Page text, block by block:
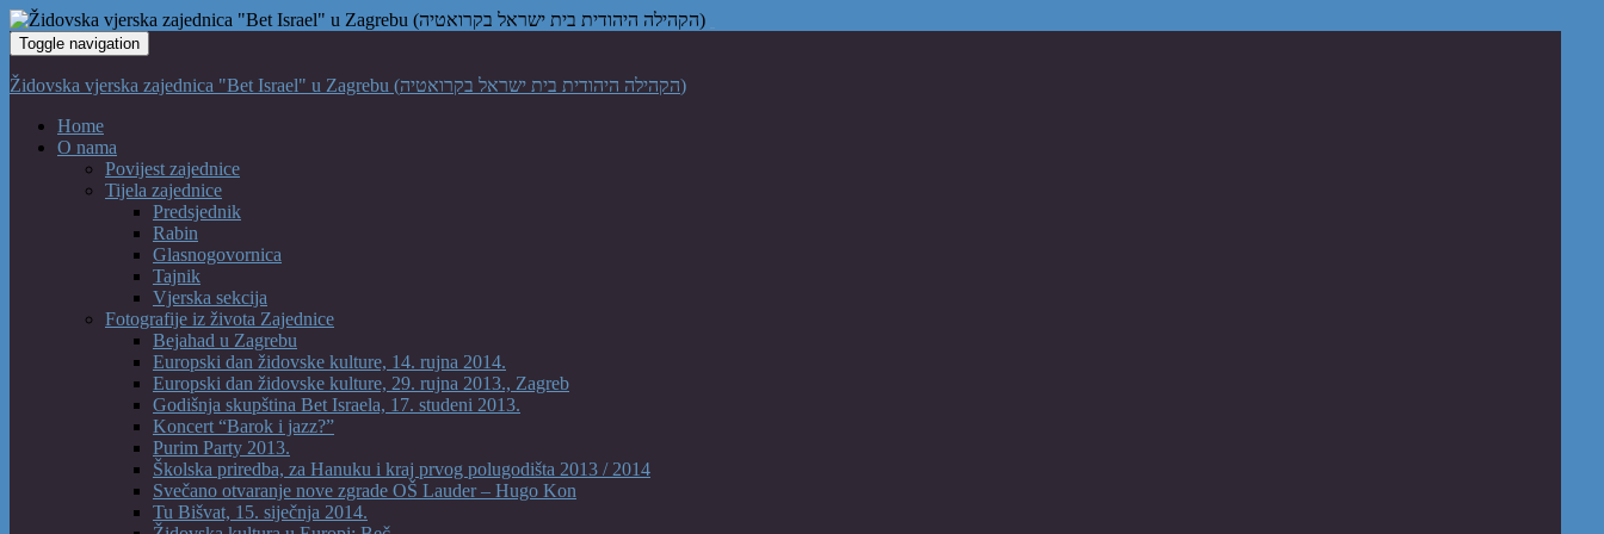
Toggle navigation
Židovska vjerska zajednica "Bet Israel" u Zagrebu (הקהילה היהודית בית ישראל בקרואטיה)
Home
O nama
Povijest zajednice
Tijela zajednice
Predsjednik
Rabin
Glasnogovornica
Tajnik
Vjerska sekcija
Fotografije iz života Zajednice
Bejahad u Zagrebu
Europski dan židovske kulture, 14. rujna 2014.
Europski dan židovske kulture, 29. rujna 2013., Zagreb
Godišnja skupština Bet Israela, 17. studeni 2013.
Koncert “Barok i jazz?”
Purim Party 2013.
Školska priredba, za Hanuku i kraj prvog polugodišta 2013 / 2014
Svečano otvaranje nove zgrade OŠ Lauder – Hugo Kon
Tu Bišvat, 15. siječnja 2014.